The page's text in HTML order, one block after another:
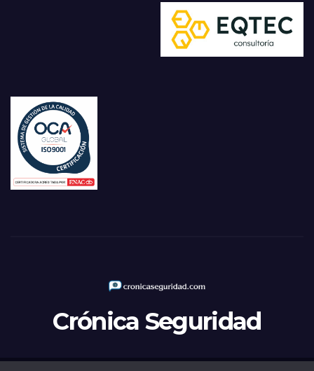
Crónica Seguridad